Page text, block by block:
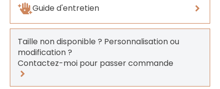
Guide d'entretien
Taille non disponible ? Personnalisation ou
modification ?
Contactez-moi pour passer commande